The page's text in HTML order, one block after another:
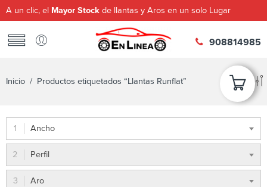
A un clic, el Mayor Stock de llantas y Aros en un solo Lugar
908814985
Inicio / Productos etiquetados “Llantas Runflat”
Ancho
Perfil
Aro